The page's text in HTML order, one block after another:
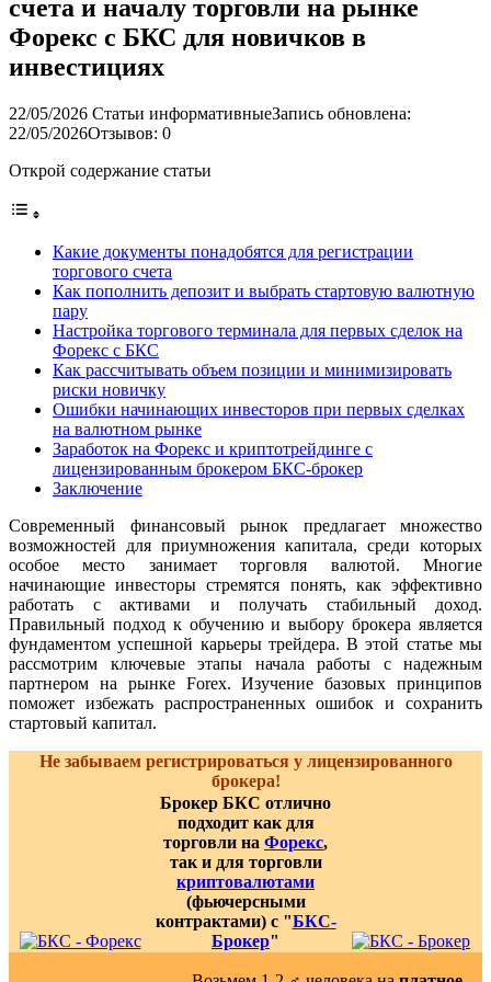
счета и началу торговли на рынке
Форекс с БКС для новичков в
инвестициях
22/05/2026 Статьи информативныеЗапись обновлена:
22/05/2026Отзывов: 0
Открой содержание статьи
Какие документы понадобятся для регистрации
торгового счета
Как пополнить депозит и выбрать стартовую валютную
пару
Настройка торгового терминала для первых сделок на
Форекс с БКС
Как рассчитывать объем позиции и минимизировать
риски новичку
Ошибки начинающих инвесторов при первых сделках
на валютном рынке
Заработок на Форекс и криптотрейдинге с
лицензированным брокером БКС-брокер
Заключение
Современный финансовый рынок предлагает множество
возможностей для приумножения капитала, среди которых
особое место занимает торговля валютой. Многие
начинающие инвесторы стремятся понять, как эффективно
работать с активами и получать стабильный доход.
Правильный подход к обучению и выбору брокера является
фундаментом успешной карьеры трейдера. В этой статье мы
рассмотрим ключевые этапы начала работы с надежным
партнером на рынке Forex. Изучение базовых принципов
поможет избежать распространенных ошибок и сохранить
стартовый капитал.
Не забываем регистрироваться у лицензированного
брокера!
Брокер БКС отлично
подходит как для
торговли на Форекс,
так и для торговли
криптовалютами
(фьючерсными
контрактами) с "БКС-
Брокер"